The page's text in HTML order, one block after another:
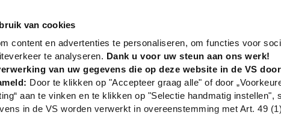
van cookies
content en advertenties te personaliseren, om functies voor
te analyseren. Dank u voor uw steun aan ons werk!
van uw gegevens die op deze website in de VS
Door te klikken op "Accepteer graag alle" of door
aan te vinken en te klikken op "Selectie handmatig instellen",
in de VS worden verwerkt in overeenstemming met Art. 49